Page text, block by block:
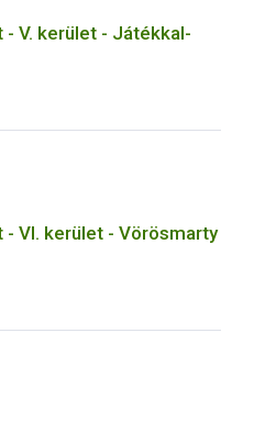
V. kerület - Játékkal-
VI. kerület - Vörösmarty